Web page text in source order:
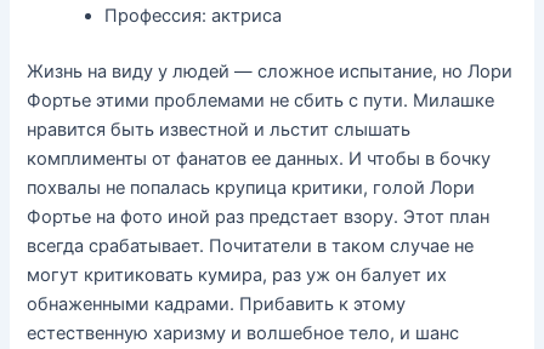
Профессия: актриса
Жизнь на виду у людей — сложное испытание, но Лори
Фортье этими проблемами не сбить с пути. Милашке
нравится быть известной и льстит слышать
комплименты от фанатов ее данных. И чтобы в бочку
похвалы не попалась крупица критики, голой Лори
Фортье на фото иной раз предстает взору. Этот план
всегда срабатывает. Почитатели в таком случае не
могут критиковать кумира, раз уж он балует их
обнаженными кадрами. Прибавить к этому
естественную харизму и волшебное тело, и шанс